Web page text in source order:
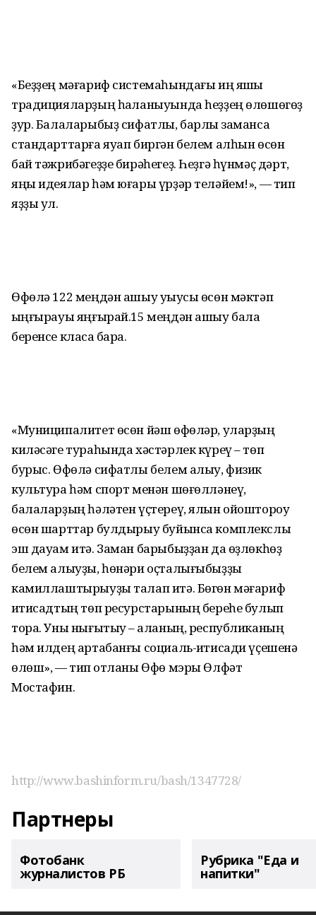
«Беҙҙең мәғариф системаһындағы иң яҡшы
традицияларҙың һаҡланыуында һеҙҙең өлөшөгөҙ
ҙур. Балаларыбыҙ сифатлы, барлыҡ заманса
стандарттарға яуап биргән белем алһын өсөн
бай тәжрибәгеҙҙе бирәһегеҙ. Һеҙгә һүнмәҫ дәрт,
яңы идеялар һәм юғары үрҙәр теләйем!», — тип
яҙҙы ул.
Өфөлә 122 меңдән ашыу уҡыусы өсөн мәктәп
ҡыңғырауы яңғырай.15 меңдән ашыу бала
беренсе класҡа бара.
«Муниципалитет өсөн йәш өфөләр, уларҙың
киләсәге тураһында хәстәрлек күреү – төп
бурыс. Өфөлә сифатлы белем алыу, физик
культура һәм спорт менән шөғөлләнеү,
балаларҙың һәләтен үҫтереү, ялын ойоштороу
өсөн шарттар булдырыу буйынса комплекслы
эш дауам итә. Заман барыбыҙҙан да өҙлөкһөҙ
белем алыуҙы, һөнәри оҫталығыбыҙҙы
камиллаштырыуҙы талап итә. Бөгөн мәғариф
иҡтисадтың төп ресурстарының береһе булып
тора. Уны нығытыу – ҡаланың, республиканың
һәм илдең артабанғы социаль-иҡтисади үҫешенә
өлөш», — тип ҡотланы Өфө мэры Өлфәт
Мостафин.
http://www.bashinform.ru/bash/1347728/
Партнеры
Фотобанк
журналистов РБ
Рубрика "Еда и
напитки"